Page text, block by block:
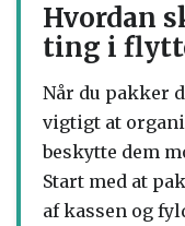
Hvordan
ting i
Når du pakker
vigtigt at
beskytte dem
Start med at
af kassen og